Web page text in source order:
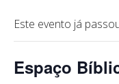
Este evento já
Espaço